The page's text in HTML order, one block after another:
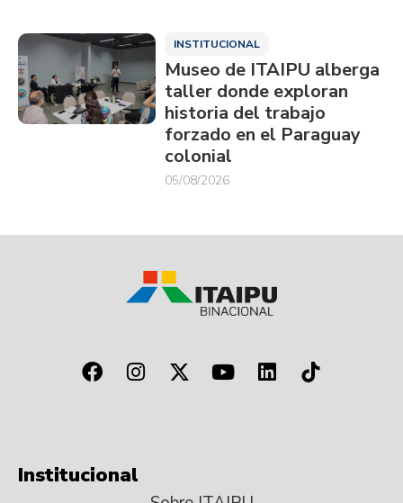
INSTITUCIONAL
Museo de ITAIPU alberga
taller donde exploran
historia del trabajo
forzado en el Paraguay
colonial
05/08/2026
Institucional